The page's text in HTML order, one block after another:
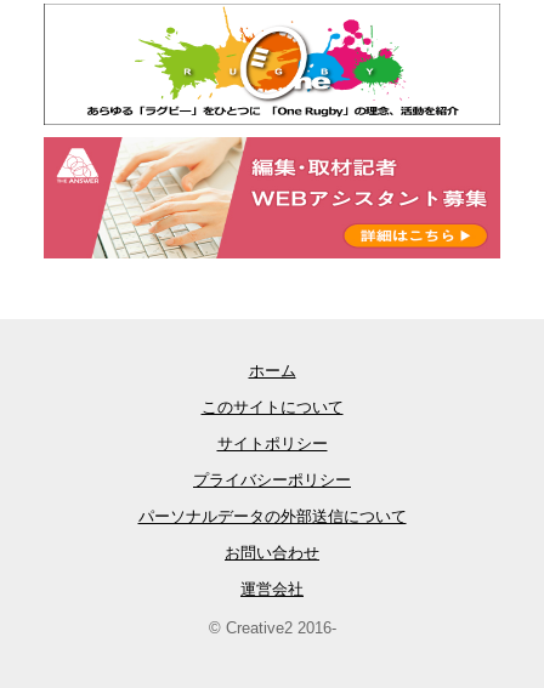
ホーム
このサイトについて
サイトポリシー
プライバシーポリシー
パーソナルデータの外部送信について
お問い合わせ
運営会社
© Creative2 2016-